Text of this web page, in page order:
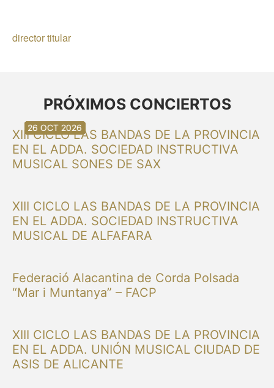
director titular
PRÓXIMOS CONCIERTOS
XIII CICLO LAS BANDAS DE LA PROVINCIA
EN EL ADDA. SOCIEDAD INSTRUCTIVA
MUSICAL SONES DE SAX
30 AGO 2026
XIII CICLO LAS BANDAS DE LA PROVINCIA
EN EL ADDA. SOCIEDAD INSTRUCTIVA
MUSICAL DE ALFAFARA
30 AGO 2026
Federació Alacantina de Corda Polsada
“Mar i Muntanya” – FACP
13 SEP 2026
XIII CICLO LAS BANDAS DE LA PROVINCIA
EN EL ADDA. UNIÓN MUSICAL CIUDAD DE
ASIS DE ALICANTE
20 SEP 2026
20 SEP 2026
26 SEP 2026
03 OCT 2026
16 OCT 2026
26 OCT 2026